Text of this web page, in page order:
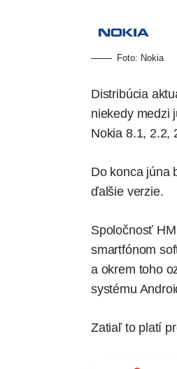
Foto: Nokia
Distribúcia
niekedy medzi
Nokia 8.1, 2.2,
Do konca júna
ďalšie verzie.
Spoločnosť
smartfónom
a okrem toho
systému
Zatiaľ to platí